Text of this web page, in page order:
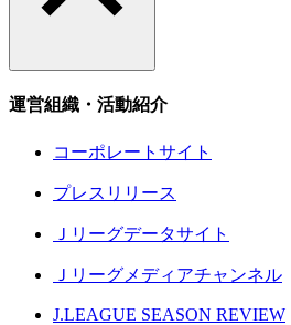
運営組織・活動紹介
コーポレートサイト
プレスリリース
Ｊリーグデータサイト
Ｊリーグメディアチャンネル
J.LEAGUE SEASON REVIEW